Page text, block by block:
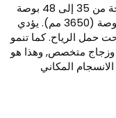
عادةً ما تحدد الأنظمة عالية الأداء عرض اللوحة من 35 إلى 48 بوصة
(900-1200 ملم) وارتفاعات تصل إلى 144 بوصة (3650 مم). يؤدي
الرياح. كما تنمو
متخصص, وهذا هو
المكاني